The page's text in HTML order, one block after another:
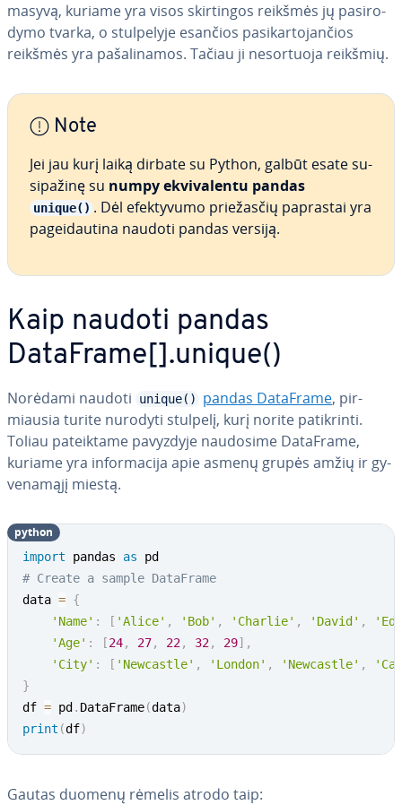
masyvą, kuriame yra visos skir­tin­gos reikšmės jų pa­si­ro­
dy­mo tvarka, o stul­pe­ly­je esančios pa­si­kar­to­jan­čios
reikšmės yra pa­ša­li­na­mos. Tačiau ji ne­sor­tuo­ja reikšmių.
Note
Jei jau kurį laiką dirbate su Python, galbūt esate su­
si­pa­ži­nę su numpy ek­vi­va­len­tu pandas
unique() . Dėl efek­ty­vu­mo prie­žas­čių paprastai yra
pa­gei­dau­ti­na naudoti pandas versiją.
Kaip naudoti pandas
DataFrame[].unique()
Norėdami naudoti unique() pandas DataFrame, pir­
miau­sia turite nurodyti stulpelį, kurį norite pa­tik­rin­ti.
Toliau pa­teik­ta­me pavyzdyje naudosime DataFrame,
kuriame yra in­for­ma­ci­ja apie asmenų grupės amžių ir gy­
ve­na­mą­jį miestą.
import pandas as
# Create a sample DataFrame
data = {
'Name' : [ 'Alice' , 'Bob' , 'Charlie' , 'David' ,
'Age' : [24, 27, 22, 32, 29] ,
'City' : [ 'Newcastle' , 'London' , 'Newcastle' ,
}
df = pd . DataFrame(data)
print (df)
python
Gautas duomenų rėmelis atrodo taip: